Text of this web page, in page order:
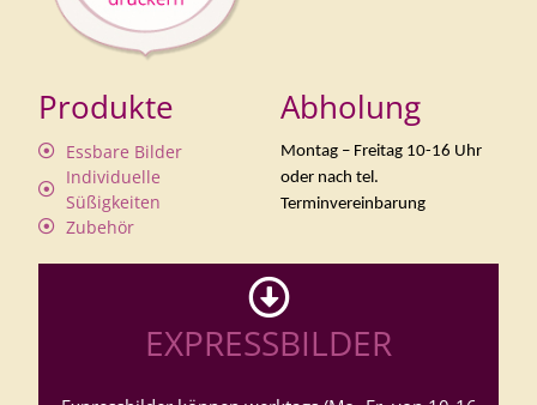
Produkte
Essbare Bilder
Individuelle
Süßigkeiten
Zubehör
Abholung
Montag – Freitag 10-16 Uhr
oder nach tel.
Terminvereinbarung
EXPRESSBILDER